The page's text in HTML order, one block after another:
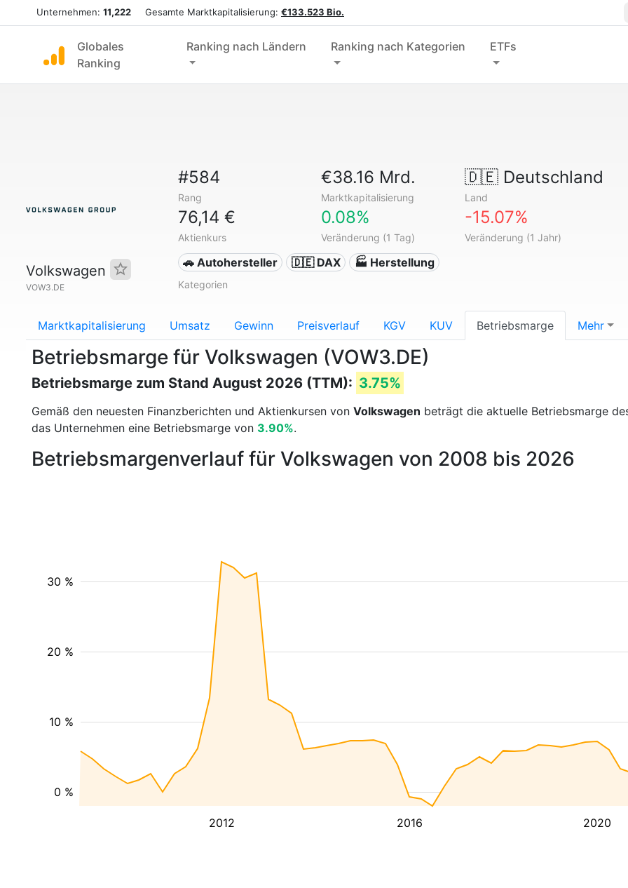
Unternehmen: 11,222 Gesamte Marktkapitalisierung: €133.523 Bio.
Globales
Ranking
Ranking nach Ländern Ranking nach Kategorien ETFs
Volkswagen
VOW3.DE
#584
Rang
€38.16 Mrd.
Marktkapitalisierung
🇩🇪Deutschland
Land
76,14 €
Aktienkurs
0.08%
Veränderung (1 Tag)
-15.07%
Veränderung (1 Jahr)
🚗 Autohersteller 🇩🇪 DAX 🏭 Herstellung
Kategorien
Marktkapitalisierung Umsatz Gewinn Preisverlauf KGV KUV Betriebsmarge Mehr
Betriebsmarge für Volkswagen (VOW3.DE)
Betriebsmarge zum Stand August 2026 (TTM): 3.75%
Gemäß den neuesten Finanzberichten und Aktienkursen von Volkswagen beträgt die aktuelle Betriebsmarge
das Unternehmen eine Betriebsmarge von 3.90%.
Betriebsmargenverlauf für Volkswagen von 2008 bis 2026
2012 2016 2020
0 %
10 %
20 %
30 %